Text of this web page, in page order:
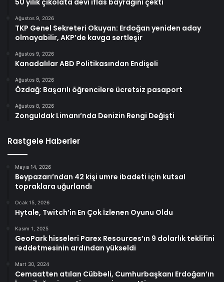
Ağustos 9, 2026
TKP Genel Sekreteri Okuyan: Erdoğan yeniden aday
olmayabilir, AKP’de kavga sertleşir
Ağustos 9, 2026
Kanadalılar ABD Politikasından Endişeli
Ağustos 8, 2026
Özdağ: Başarılı öğrencilere ücretsiz pasaport
Ağustos 8, 2026
Zonguldak Limanı’nda Denizin Rengi Değişti
Rastgele Haberler
Mayıs 14, 2026
Beypazarı’ndan 42 kişi umre ibadeti için kutsal
topraklara uğurlandı
Ocak 15, 2026
Hytale, Twitch’in En Çok İzlenen Oyunu Oldu
Kasım 1, 2025
GeoPark hisseleri Parex Resources’ın 9 dolarlık teklifini
reddetmesinin ardından yükseldi
Mart 30, 2024
Cemaatten atılan Cübbeli, Cumhurbaşkanı Erdoğan’ın